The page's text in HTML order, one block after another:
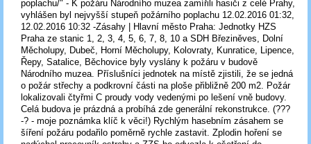
poplachu/" - K požáru Národního muzea zamířili hasiči z celé Prahy,
vyhlášen byl nejvyšší stupeň požárního poplachu 12.02.2016 01:32,
12.02.2016 10:32 -Zásahy | Hlavní město Praha: Jednotky HZS
Praha ze stanic 1, 2, 3, 4, 5, 6, 7, 8, 10 a SDH Březiněves, Dolní
Měcholupy, Dubeč, Horní Měcholupy, Kolovraty, Kunratice, Lipence,
Řepy, Satalice, Běchovice byly vyslány k požáru v budově
Národního muzea. Příslušníci jednotek na místě zjistili, že se jedná
o požár střechy a podkrovní části na ploše přibližně 200 m2. Požár
lokalizovali čtyřmi C proudy vody vedenými po lešení vně budovy.
Celá budova je prázdná a probíhá zde generální rekonstrukce. (???
-? - moje poznámka klíč k věci!) Rychlým hasebním zásahem se
šíření požáru podařilo poměrně rychle zastavit. Zplodin hoření se